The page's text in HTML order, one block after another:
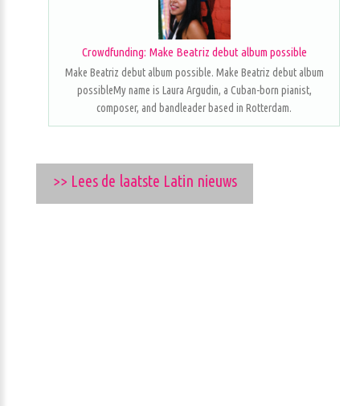
Crowdfunding: Make Beatriz debut album possible
Make Beatriz debut album possible. Make Beatriz debut album
possibleMy name is Laura Argudin, a Cuban-born pianist,
composer, and bandleader based in Rotterdam.
>> Lees de laatste Latin nieuws